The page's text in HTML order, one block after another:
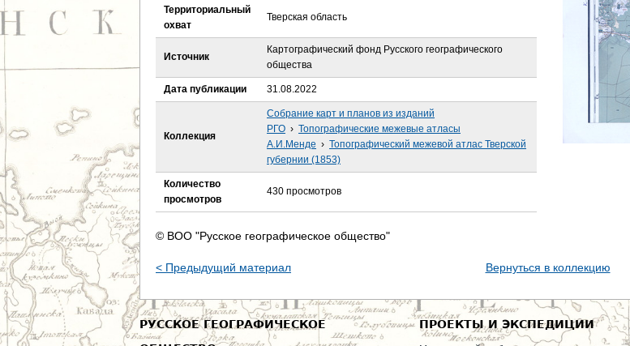
с
ь
Территориальный
охват
Тверская область
Источник
Картографический фонд Русского географического
общества
Дата публикации 31.08.2022
Коллекция
Собрание карт и планов из изданий
РГО › Топографические межевые атласы
А.И.Менде › Топографический межевой атлас Тверской
губернии (1853)
Количество
просмотров
430 просмотров
© ВОО "Русское географическое общество"
< Предыдущий материал Вернуться в коллекцию
РУССКОЕ ГЕОГРАФИЧЕСКОЕ
ПРОЕКТЫ И ЭКСПЕДИЦИИ